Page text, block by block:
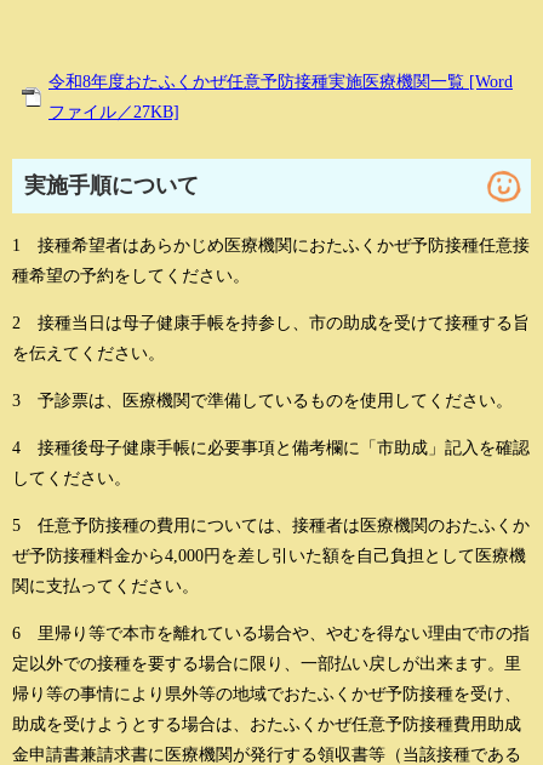
令和8年度おたふくかぜ任意予防接種実施医療機関一覧 [Word
ファイル／27KB]
実施手順について
1 接種希望者はあらかじめ医療機関におたふくかぜ予防接種任意接
種希望の予約をしてください。
2 接種当日は母子健康手帳を持参し、市の助成を受けて接種する旨
を伝えてください。
3 予診票は、医療機関で準備しているものを使用してください。
4 接種後母子健康手帳に必要事項と備考欄に「市助成」記入を確認
してください。
5 任意予防接種の費用については、接種者は医療機関のおたふくか
ぜ予防接種料金から4,000円を差し引いた額を自己負担として医療機
関に支払ってください。
6 里帰り等で本市を離れている場合や、やむを得ない理由で市の指
定以外での接種を要する場合に限り、一部払い戻しが出来ます。里
帰り等の事情により県外等の地域でおたふくかぜ予防接種を受け、
助成を受けようとする場合は、おたふくかぜ任意予防接種費用助成
金申請書兼請求書に医療機関が発行する領収書等（当該接種である